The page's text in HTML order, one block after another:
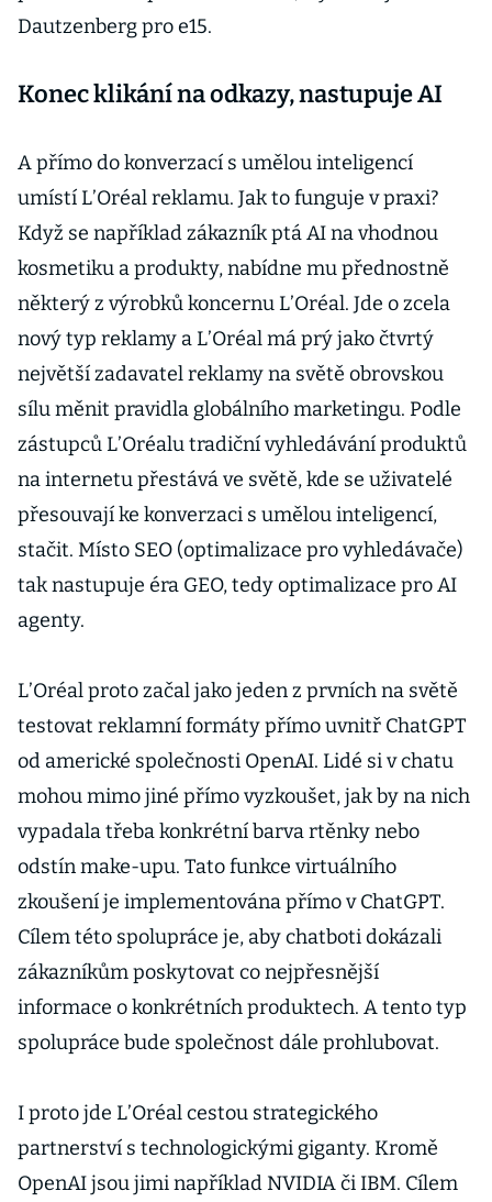
Dautzenberg pro e15.
Konec klikání na odkazy, nastupuje AI
A přímo do konverzací s umělou inteligencí
umístí L’Oréal reklamu. Jak to funguje v praxi?
Když se například zákazník ptá AI na vhodnou
kosmetiku a produkty, nabídne mu přednostně
některý z výrobků koncernu L’Oréal. Jde o zcela
nový typ reklamy a L’Oréal má prý jako čtvrtý
největší zadavatel reklamy na světě obrovskou
sílu měnit pravidla globálního marketingu. Podle
zástupců L’Oréalu tradiční vyhledávání produktů
na internetu přestává ve světě, kde se uživatelé
přesouvají ke konverzaci s umělou inteligencí,
stačit. Místo SEO (optimalizace pro vyhledávače)
tak nastupuje éra GEO, tedy optimalizace pro AI
agenty.
L’Oréal proto začal jako jeden z prvních na světě
testovat reklamní formáty přímo uvnitř ChatGPT
od americké společnosti OpenAI. Lidé si v chatu
mohou mimo jiné přímo vyzkoušet, jak by na nich
vypadala třeba konkrétní barva rtěnky nebo
odstín make-upu. Tato funkce virtuálního
zkoušení je implementována přímo v ChatGPT.
Cílem této spolupráce je, aby chatboti dokázali
zákazníkům poskytovat co nejpřesnější
informace o konkrétních produktech. A tento typ
spolupráce bude společnost dále prohlubovat.
I proto jde L’Oréal cestou strategického
partnerství s technologickými giganty. Kromě
OpenAI jsou jimi například NVIDIA či IBM. Cílem